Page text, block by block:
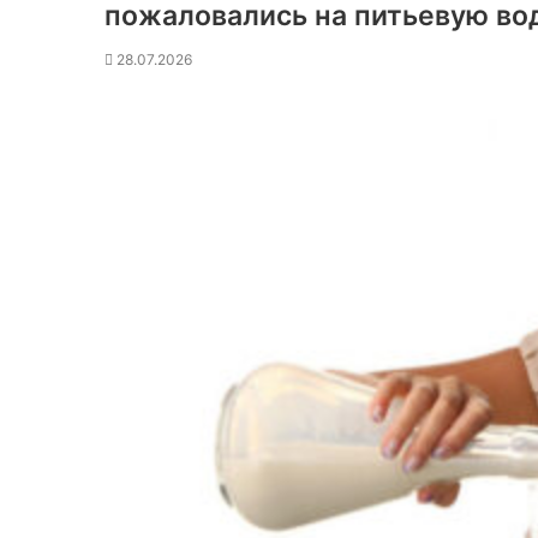
пожаловались на питьевую
28.07.2026